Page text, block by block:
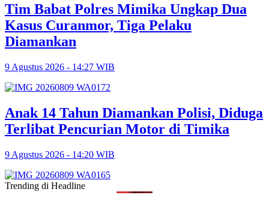
Tim Babat Polres Mimika Ungkap Dua
Kasus Curanmor, Tiga Pelaku
Diamankan
9 Agustus 2026 - 14:27 WIB
Anak 14 Tahun Diamankan Polisi, Diduga
Terlibat Pencurian Motor di Timika
9 Agustus 2026 - 14:20 WIB
Trending di Headline